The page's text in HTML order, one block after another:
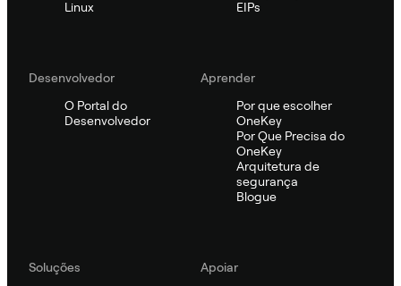
Linux
EIPs
Desenvolvedor
O Portal do
Desenvolvedor
Aprender
Por que escolher
OneKey
Por Que Precisa do
OneKey
Arquitetura de
segurança
Blogue
Soluções
Apoiar